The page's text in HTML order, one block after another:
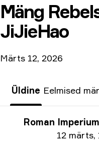
Mäng
JiJieHao
Märts 12, 2026
Üldine Eelmised
Turniiri info
Roman
12 märts,